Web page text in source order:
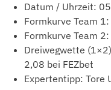
Datum / Uhrzeit:
Formkurve Team 1:
Formkurve Team 2:
Dreiwegwette
2,08 bei FEZbet
Expertentipp: Tore